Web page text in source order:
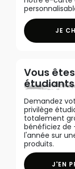
JE
Vous êtes
Demandez
privilège
totalement
bénéficiez de
l'année sur
produits.
J'EN